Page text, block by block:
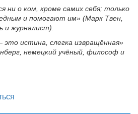
ни о ком, кроме самих себя; только
и помогают им» (Марк Твен,
и журналист).
истина, слегка извращённая»
немецкий учёный, философ и